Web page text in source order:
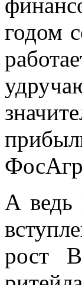
годом
А ведь
рост